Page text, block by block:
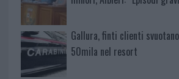
Gallura, finti clienti
50mila nel resort